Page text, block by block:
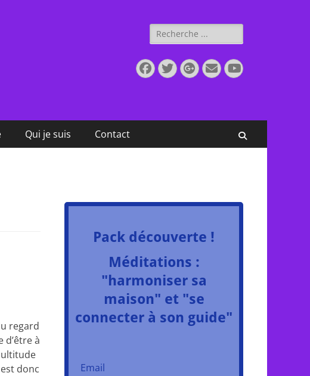
Rechercher :
Facebook
Twitter
Googleplus
E-
mail
YouTube
Qui je suis Contact
regard
à
donc
Pack découverte !
Méditations :
"harmoniser sa
maison" et "se
connecter à son guide"
Email